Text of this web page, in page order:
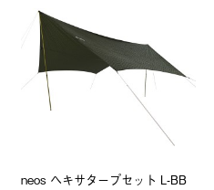
neos ヘキサタープセット L-BB